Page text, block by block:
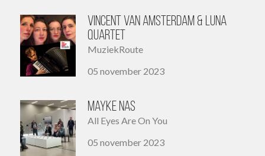
Vincent van Amsterdam & Luna
Quartet
MuziekRoute
05 november 2023
Mayke Nas
All Eyes Are On You
05 november 2023